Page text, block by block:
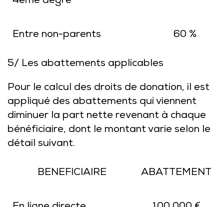
Entre non-parents 60 %
5/ Les abattements applicables
Pour le calcul des droits de donation, il est
appliqué des abattements qui viennent
diminuer la part nette revenant à chaque
bénéficiaire, dont le montant varie selon le
détail suivant.
BENEFICIAIRE ABATTEMENT